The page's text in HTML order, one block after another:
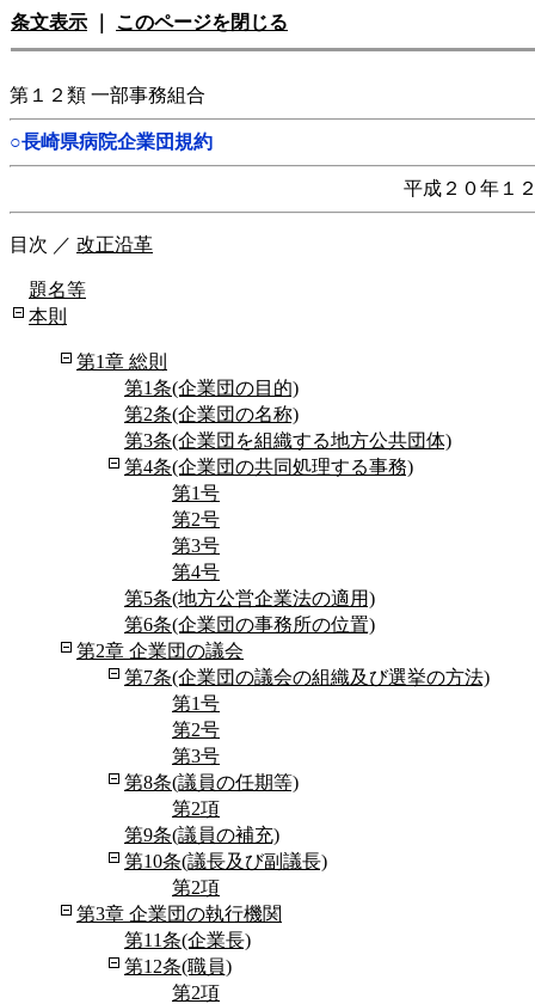
条文表示 このページを閉じる
第１２類 一部事務組合
○長崎県病院企業団規約
平成２０年１
目次 ／ 改正沿革
題名等
本則
第1章 総則
第1条(企業団の目的)
第2条(企業団の名称)
第3条(企業団を組織する地方公共団体)
第4条(企業団の共同処理する事務)
第1号
第2号
第3号
第4号
第5条(地方公営企業法の適用)
第6条(企業団の事務所の位置)
第2章 企業団の議会
第7条(企業団の議会の組織及び選挙の方法)
第1号
第2号
第3号
第8条(議員の任期等)
第2項
第9条(議員の補充)
第10条(議長及び副議長)
第2項
第3章 企業団の執行機関
第11条(企業長)
第12条(職員)
第2項